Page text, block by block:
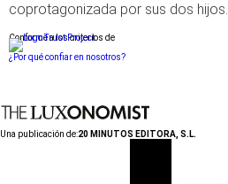
coprotagonizada por sus dos hijos.
Conforme a los criterios de
¿Por qué confiar en nosotros?
Una publicación de:20 MINUTOS EDITORA, S.L.